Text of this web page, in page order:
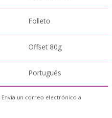
Folleto
Offset 80g
Portugués
Envía un correo electrónico a